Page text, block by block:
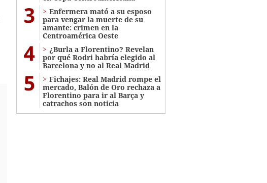
3
Enfermera mató a su esposo
para vengar la muerte de su
amante: crimen en la
Centroamérica Oeste
4
¿Burla a Florentino? Revelan
por qué Rodri habría elegido al
Barcelona y no al Real Madrid
5
Fichajes: Real Madrid rompe el
mercado, Balón de Oro rechaza a
Florentino para ir al Barça y
catrachos son noticia